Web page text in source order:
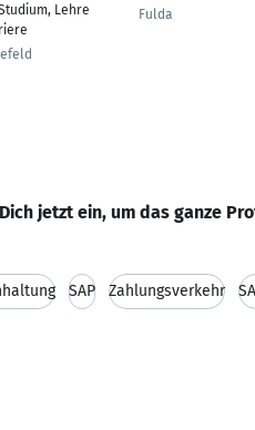
Lehre
Fulda
jetzt ein, um das ganze
SAP Zahlungsverkehr